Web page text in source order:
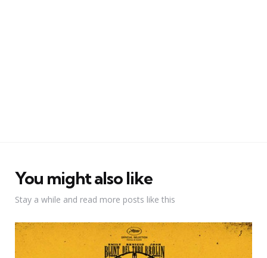
You might also like
Stay a while and read more posts like this